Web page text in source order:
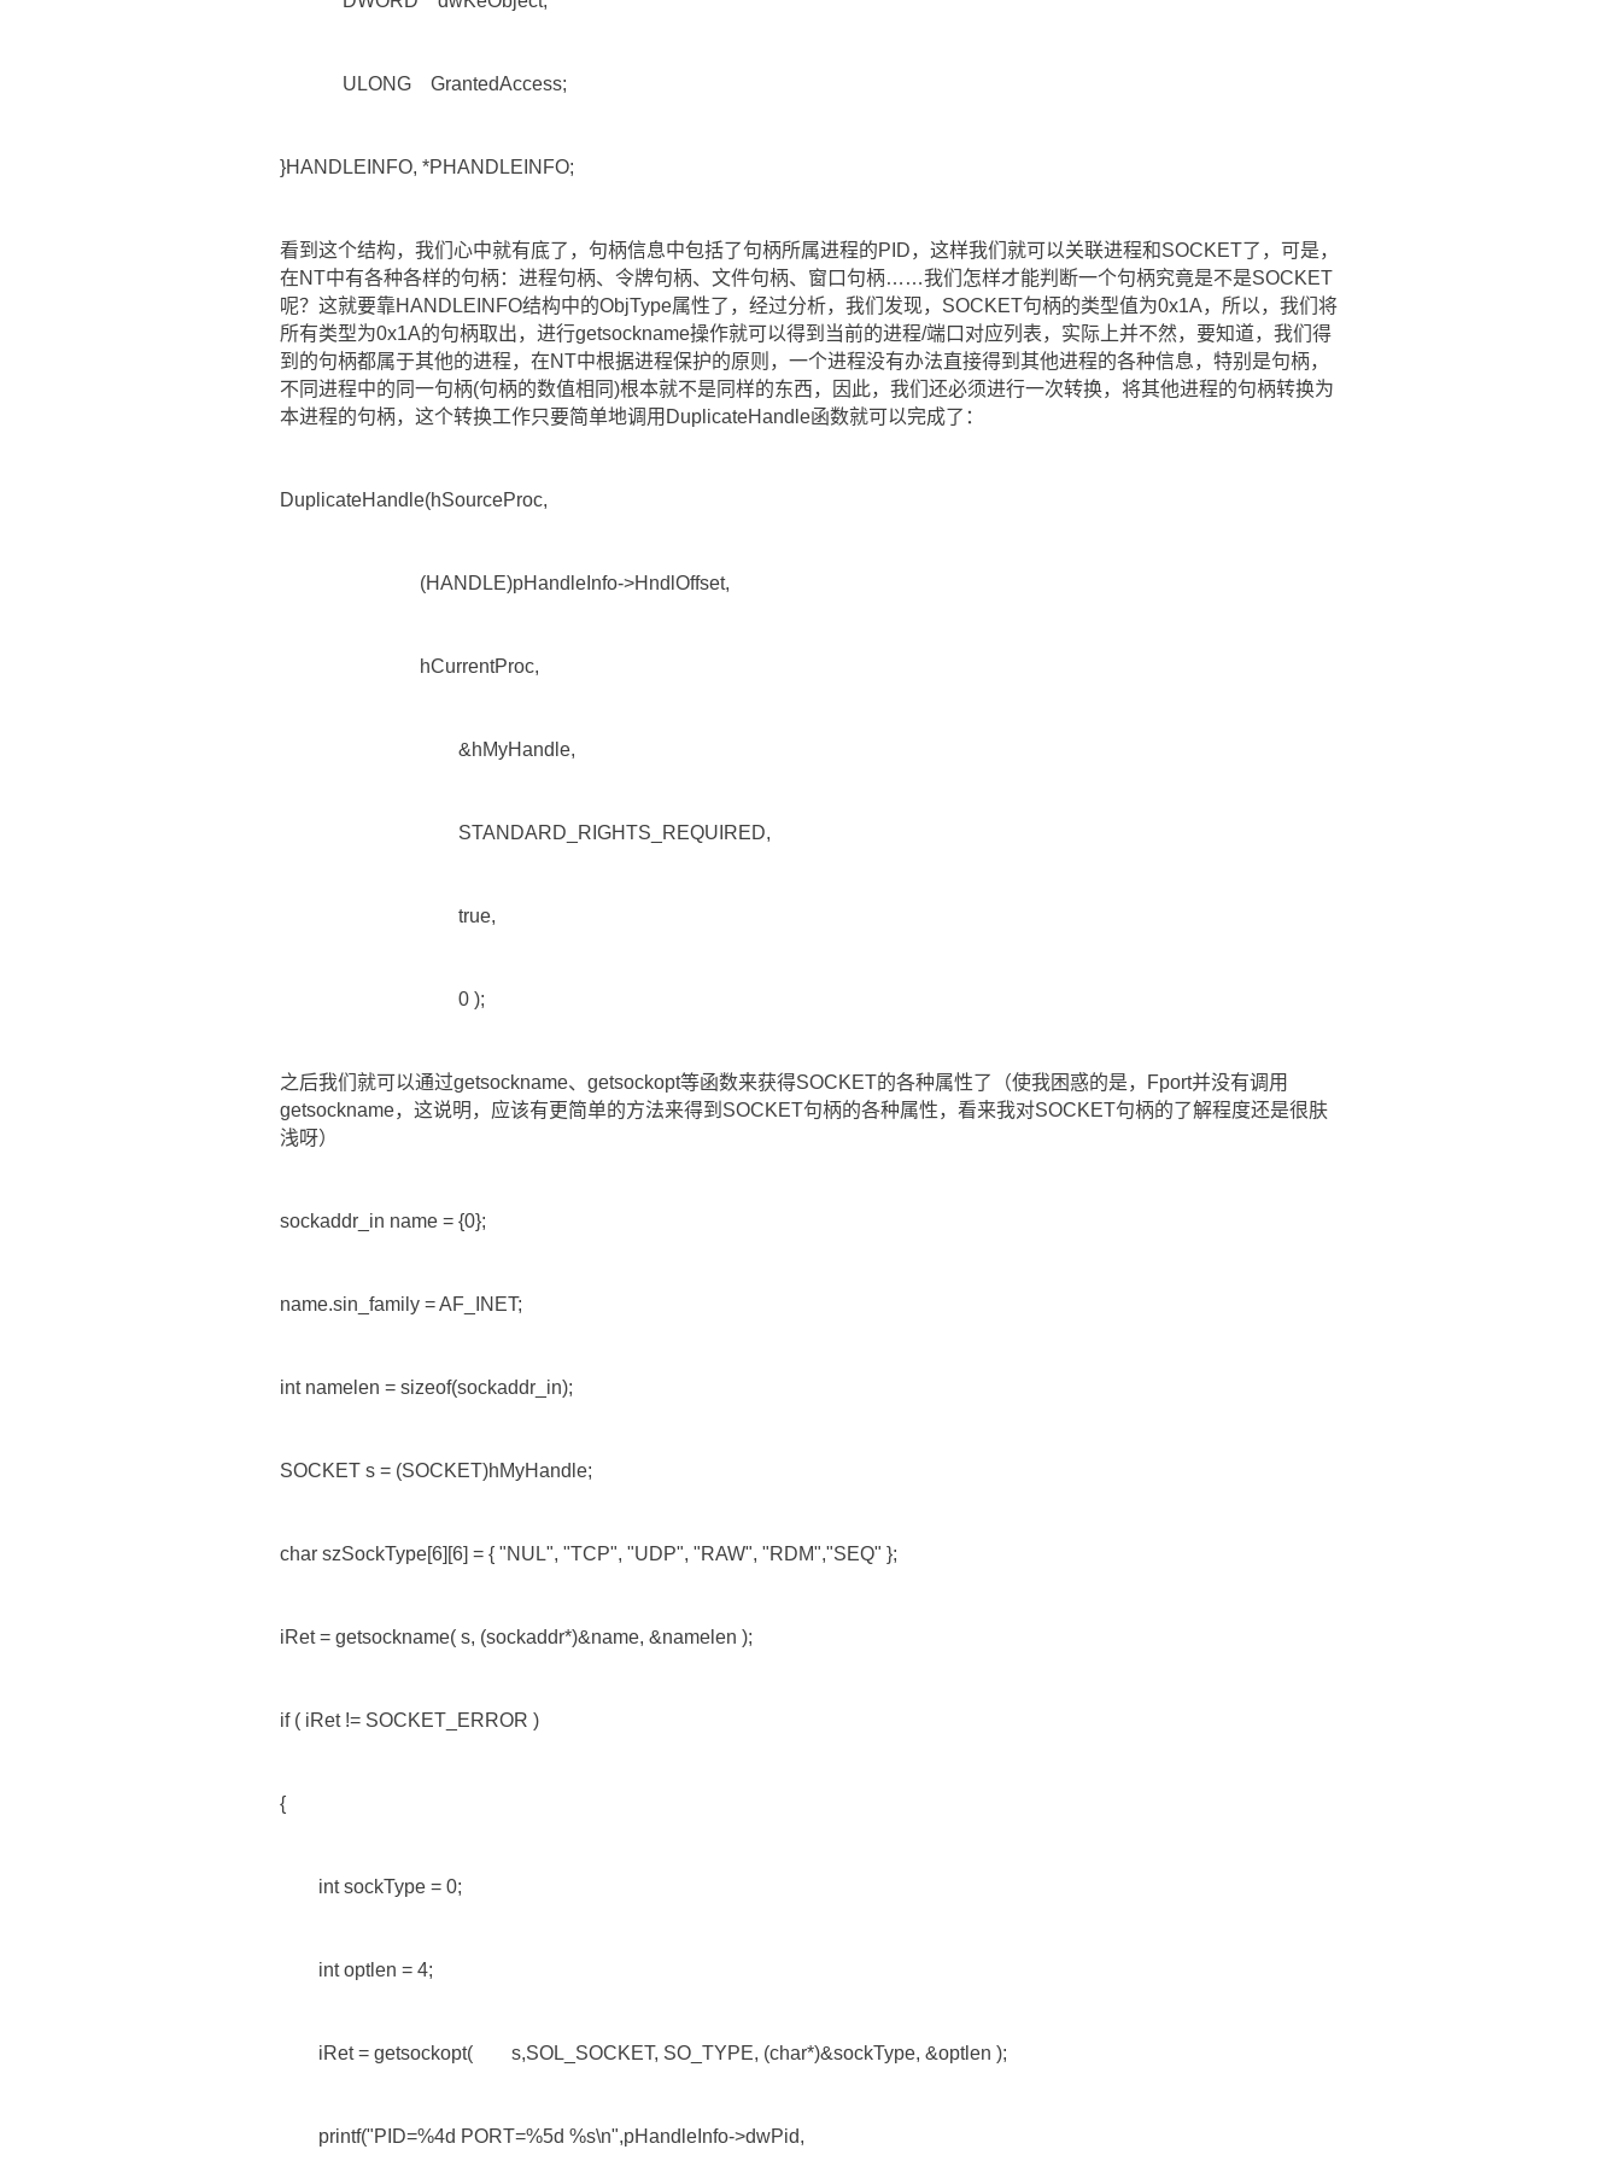
ULONG GrantedAccess;
}HANDLEINFO, *PHANDLEINFO;
看到这个结构，我们心中就有底了，句柄信息中包括了句柄所属进程的PID，这样我们就可以关联进程和SOCKET了，可是，
在NT中有各种各样的句柄：进程句柄、令牌句柄、文件句柄、窗口句柄……我们怎样才能判断一个句柄究竟是不是SOCKET
呢？这就要靠HANDLEINFO结构中的ObjType属性了，经过分析，我们发现，SOCKET句柄的类型值为0x1A，所以，我们将
所有类型为0x1A的句柄取出，进行getsockname操作就可以得到当前的进程/端口对应列表，实际上并不然，要知道，我们得
到的句柄都属于其他的进程，在NT中根据进程保护的原则，一个进程没有办法直接得到其他进程的各种信息，特别是句柄，
不同进程中的同一句柄(句柄的数值相同)根本就不是同样的东西，因此，我们还必须进行一次转换，将其他进程的句柄转换为
本进程的句柄，这个转换工作只要简单地调用DuplicateHandle函数就可以完成了：
DuplicateHandle(hSourceProc,
(HANDLE)pHandleInfo->HndlOffset,
hCurrentProc,
&hMyHandle,
STANDARD_RIGHTS_REQUIRED,
true,
0 );
之后我们就可以通过getsockname、getsockopt等函数来获得SOCKET的各种属性了（使我困惑的是，Fport并没有调用
getsockname，这说明，应该有更简单的方法来得到SOCKET句柄的各种属性，看来我对SOCKET句柄的了解程度还是很肤
浅呀）
sockaddr_in name = {0};
name.sin_family = AF_INET;
int namelen = sizeof(sockaddr_in);
SOCKET s = (SOCKET)hMyHandle;
char szSockType[6][6] = { "NUL", "TCP", "UDP", "RAW", "RDM","SEQ" };
iRet = getsockname( s, (sockaddr*)&name, &namelen );
if ( iRet != SOCKET_ERROR )
{
int sockType = 0;
int optlen = 4;
iRet = getsockopt( s,SOL_SOCKET, SO_TYPE, (char*)&sockType, &optlen );
printf("PID=%4d PORT=%5d %s\n",pHandleInfo->dwPid,